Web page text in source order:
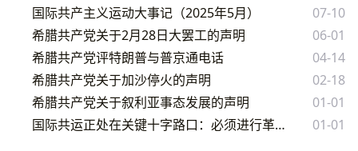
国际共产主义运动大事记（2025年5月）
07-10
希腊共产党关于2月28日大罢工的声明
06-01
希腊共产党评特朗普与普京通电话
04-14
希腊共产党关于加沙停火的声明
02-18
希腊共产党关于叙利亚事态发展的声明
01-01
国际共运正处在关键十字路口：必须进行革命重组
01-01